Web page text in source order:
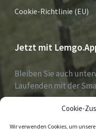
Cookie-
Wir verwenden Cookies, um
Cookie-Richtlinie (EU)
Jetzt mit
Bleiben Sie auch
Laufenden mit der
Jetzt laden für iOS &